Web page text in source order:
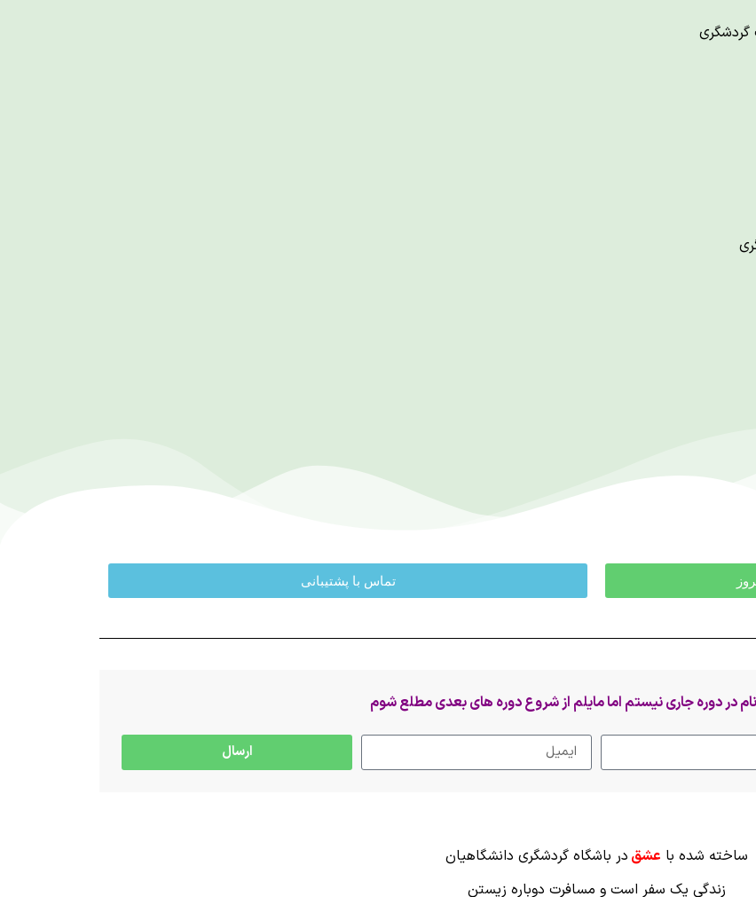
تماس با پشتیبانی
در دوره جاری نیستم اما مایلم از شروع دوره های بعدی مطلع شوم
ارسال
ساخته شده با عشق در باشگاه گردشگری دانشگاهیان
زندگی یک سفر است و مسافرت دوباره زیستن